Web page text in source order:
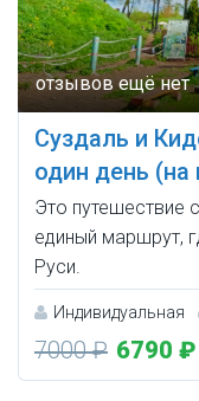
Суздаль и
один день
Это путешествие
единый маршрут,
Руси.
Индивидуальная
7000 ₽ 6790 ₽